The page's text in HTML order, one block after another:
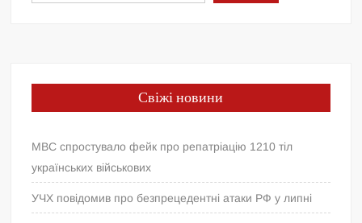
Свіжі новини
МВС спростувало фейк про репатріацію 1210 тіл
українських військових
УЧХ повідомив про безпрецедентні атаки РФ у липні